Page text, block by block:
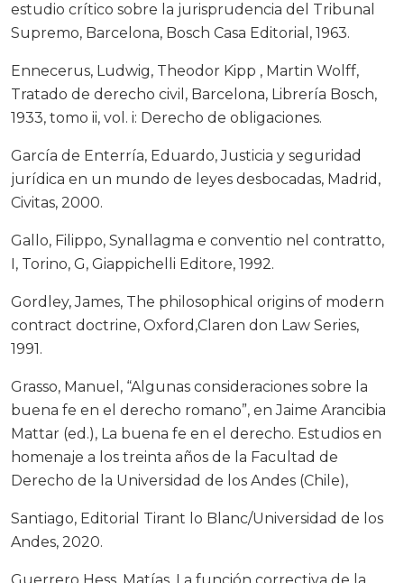
estudio crítico sobre la jurisprudencia del Tribunal
Supremo, Barcelona, Bosch Casa Editorial, 1963.
Ennecerus, Ludwig, Theodor Kipp , Martin Wolff,
Tratado de derecho civil, Barcelona, Librería Bosch,
1933, tomo ii, vol. i: Derecho de obligaciones.
García de Enterría, Eduardo, Justicia y seguridad
jurídica en un mundo de leyes desbocadas, Madrid,
Civitas, 2000.
Gallo, Filippo, Synallagma e conventio nel contratto,
I, Torino, G, Giappichelli Editore, 1992.
Gordley, James, The philosophical origins of modern
contract doctrine, Oxford,Claren don Law Series,
1991.
Grasso, Manuel, “Algunas consideraciones sobre la
buena fe en el derecho romano”, en Jaime Arancibia
Mattar (ed.), La buena fe en el derecho. Estudios en
homenaje a los treinta años de la Facultad de
Derecho de la Universidad de los Andes (Chile),
Santiago, Editorial Tirant lo Blanc/Universidad de los
Andes, 2020.